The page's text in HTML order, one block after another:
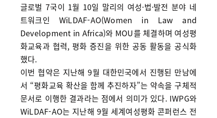
글로벌 7국이 1월 10일 말리의 여성·법·발전 분야 네
트워크인 WiLDAF-AO(Women in Law and
Development in Africa)와 MOU를 체결하며 여성평
화교육과 협력, 평화 증진을 위한 공동 활동을 공식화
했다.
이번 협약은 지난해 9월 대한민국에서 진행된 만남에
서 “평화교육 확산을 함께 추진하자”는 약속을 구체적
문서로 이행한 결과라는 점에서 의미가 있다. IWPG와
WiLDAF-AO는 지난해 9월 세계여성평화 콘퍼런스 전